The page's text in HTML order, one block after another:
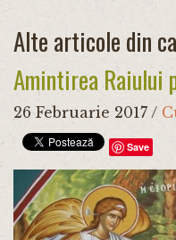
Alte articole din
Amintirea Raiului
26 Februarie 2017 /
Save